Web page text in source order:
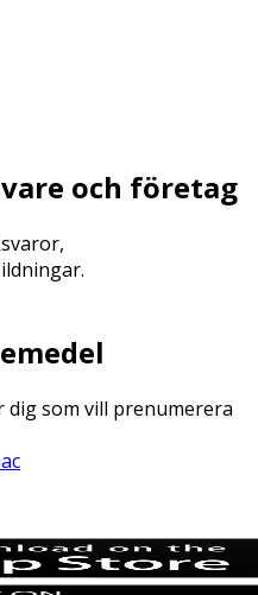
och företag
som vill prenumerera